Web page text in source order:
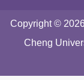
Copyright ©
Cheng